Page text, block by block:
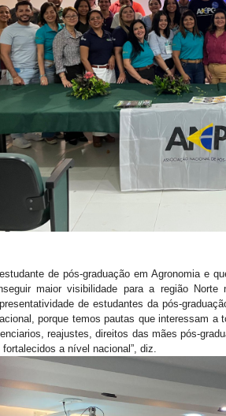
de pós-graduação em Agronomia e
maior visibilidade para a região Norte
de estudantes da pós-
porque temos pautas que interessam a
reajustes, direitos das mães pós-
a nível nacional”, diz.